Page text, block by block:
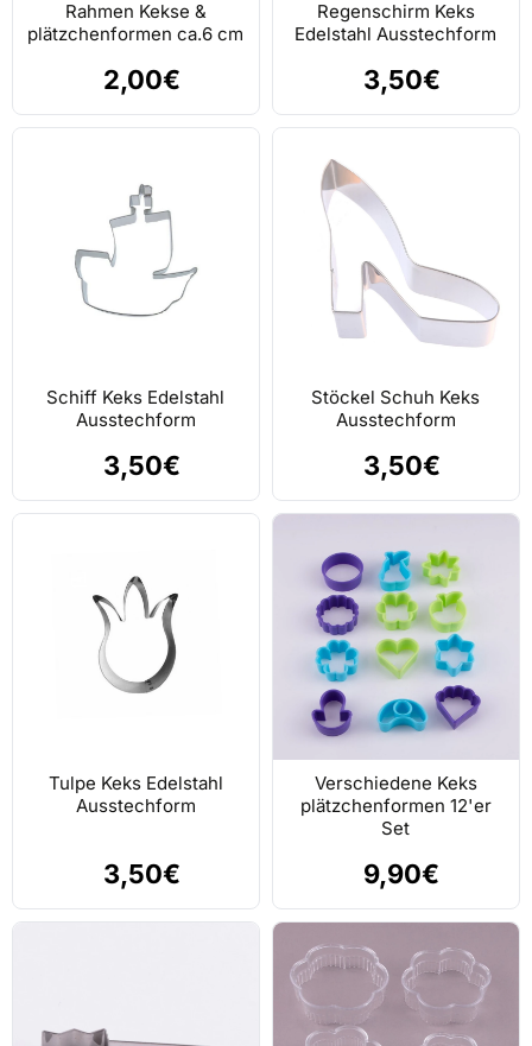
Rahmen Kekse &
plätzchenformen ca.6 cm
2,00€
Regenschirm Keks
Edelstahl Ausstechform
3,50€
Schiff Keks Edelstahl
Ausstechform
3,50€
Stöckel Schuh Keks
Ausstechform
3,50€
Tulpe Keks Edelstahl
Ausstechform
3,50€
Verschiedene Keks
plätzchenformen 12'er
Set
9,90€